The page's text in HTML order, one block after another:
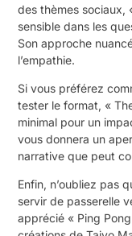
des thèmes sociaux,
sensible dans les
Son approche
l’empathie.
Si vous préférez
tester le format, «
minimal pour un
vous donnera un
narrative que peut
Enfin, n’oubliez pas
servir de passerelle
apprécié « Ping